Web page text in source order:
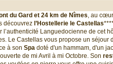
du Gard et 24 km de Nîmes, au
découvrez l’Hostellerie le Castellas
l’authenticité Languedocienne de cet
Le Castellas vous propose un séjour
à son Spa doté d'un hammam, d'un
de mi Avril à mi Octobre. Son